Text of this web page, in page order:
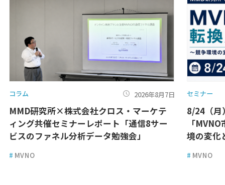
コラム 2026年8月7日
MMD研究所×株式会社クロス・マーケテ
ィング共催セミナーレポート「通信8サー
ビスのファネル分析データ勉強会」
# MVNO
セミナー
8/24（月
「
境の変化
# MVNO